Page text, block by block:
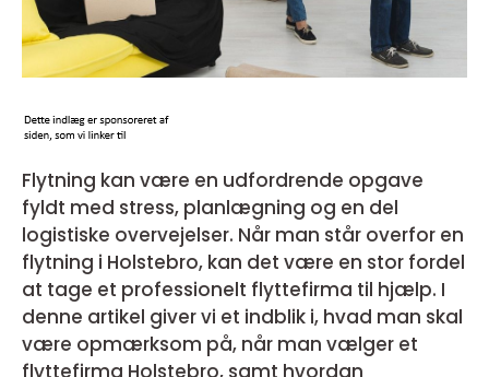
Flytning kan være en udfordrende opgave
fyldt med stress, planlægning og en del
logistiske overvejelser. Når man står overfor en
flytning i Holstebro, kan det være en stor fordel
at tage et professionelt flyttefirma til hjælp. I
denne artikel giver vi et indblik i, hvad man skal
være opmærksom på, når man vælger et
flyttefirma Holstebro, samt hvordan